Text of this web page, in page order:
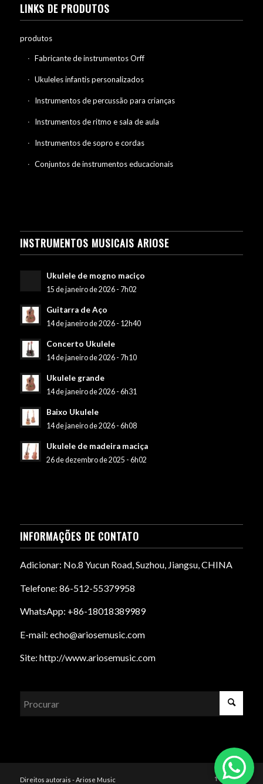
LINKS DE PRODUTOS
produtos
Fabricante de instrumentos Orff
Ukuleles infantis personalizados
Instrumentos de percussão para crianças
Instrumentos de ritmo e sala de aula
Instrumentos de sopro e cordas
Conjuntos de instrumentos educacionais
INSTRUMENTOS MUSICAIS ARIOSE
Ukulele de mogno maciço
15 de janeiro de 2026 - 7h02
Guitarra de Aço
14 de janeiro de 2026 - 12h40
Concerto Ukulele
14 de janeiro de 2026 - 7h10
Ukulele grande
14 de janeiro de 2026 - 6h31
Baixo Ukulele
14 de janeiro de 2026 - 6h08
Ukulele de madeira maciça
26 de dezembro de 2025 - 6h02
INFORMAÇÕES DE CONTATO
Adicionar: No.8 Yucun Road, Suzhou, Jiangsu, CHINA
Telefone: 86-512-55379958
WhatsApp: +86-18018389989
E-mail: echo@ariosemusic.com
Site: http://www.ariosemusic.com
Direitos autorais - Ariose Music